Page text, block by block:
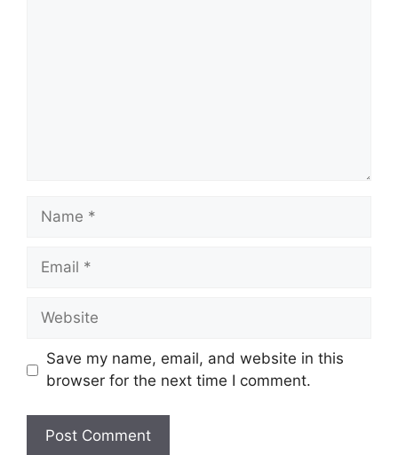
Name
Email
Website
Save my name, email, and website in this
browser for the next time I comment.